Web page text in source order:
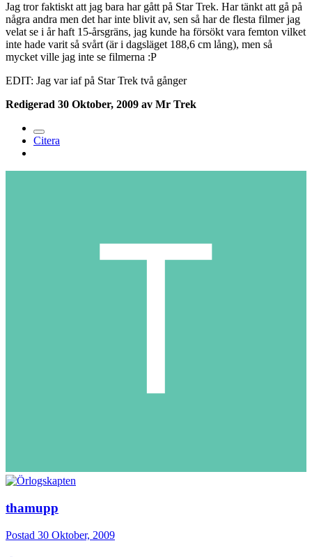
Jag tror faktiskt att jag bara har gått på Star Trek. Har tänkt att gå på
några andra men det har inte blivit av, sen så har de flesta filmer jag
velat se i år haft 15-årsgräns, jag kunde ha försökt vara femton vilket
inte hade varit så svårt (är i dagsläget 188,6 cm lång), men så
mycket ville jag inte se filmerna :P
EDIT: Jag var iaf på Star Trek två gånger
Redigerad 30 Oktober, 2009 av Mr Trek
Citera
thamupp
Postad 30 Oktober, 2009